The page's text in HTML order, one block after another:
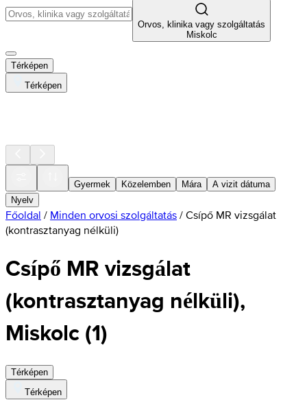
Orvos, klinika vagy szolgáltatás
Miskolc
Térképen
Térképen
Gyermek Közelemben Mára
A vizit dátuma
Nyelv
Főoldal / Minden orvosi szolgáltatás / Csípő MR vizsgálat
(kontrasztanyag nélküli)
Csípő MR vizsgálat
(kontrasztanyag nélküli),
Miskolc (1)
Térképen
Térképen